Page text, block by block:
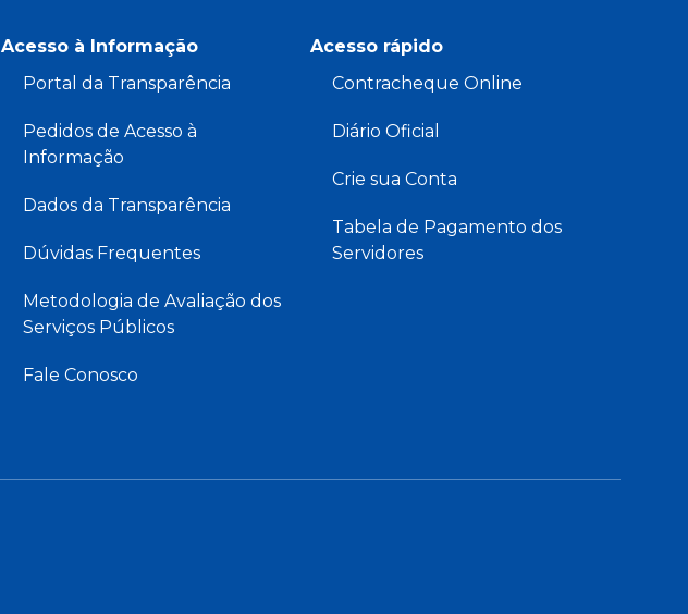
Acesso à Informação
Portal da Transparência
Pedidos de Acesso à
Informação
Dados da Transparência
Dúvidas Frequentes
Metodologia de Avaliação dos
Serviços Públicos
Fale Conosco
Acesso rápido
Contracheque Online
Diário Oficial
Crie sua Conta
Tabela de Pagamento dos
Servidores